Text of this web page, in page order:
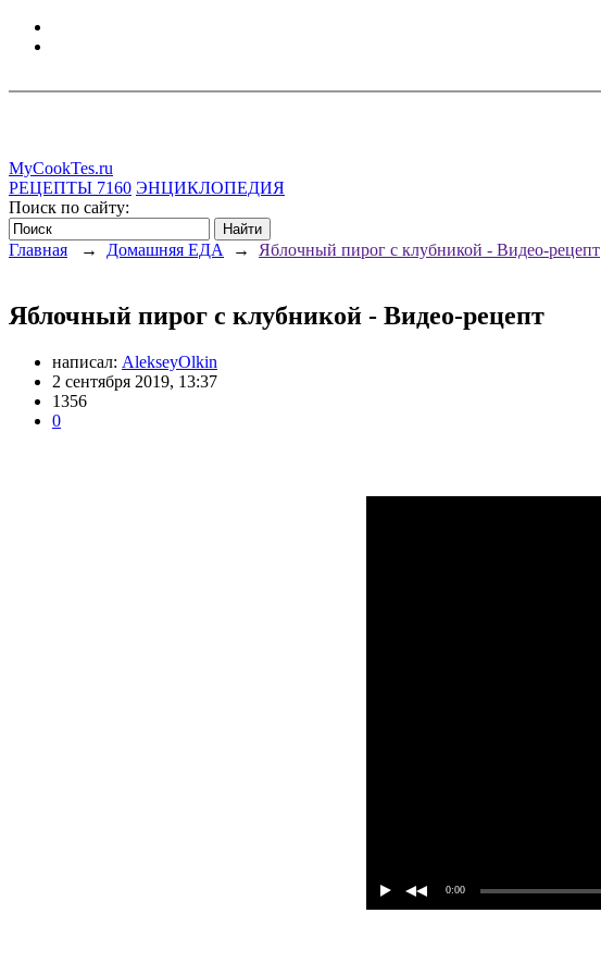
MyCookTes.ru
РЕЦЕПТЫ 7160 ЭНЦИКЛОПЕДИЯ
Поиск по сайту:
Главная → Домашняя ЕДА → Яблочный пирог с клубникой - Видео-рецепт
Яблочный пирог с клубникой - Видео-рецепт
написал: AlekseyOlkin
2 сентября 2019, 13:37
1356
0